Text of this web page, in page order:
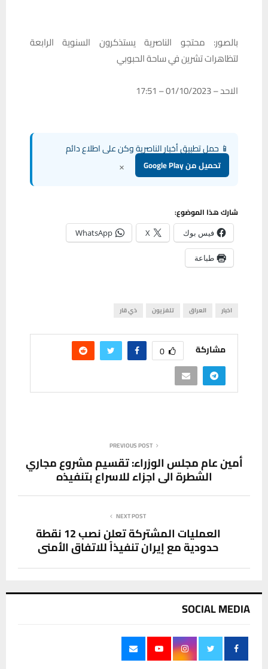
بالصور: محتجو الناصرية يستذكرون السنوية الرابعة
لتظاهرات تشرين في ساحة الحبوبي
الاحد – 01/10/2023 – 17:51
📱 حمل تطبيق أخبار الناصرية وكن على اطلاع دائم
تحميل من Google Play ×
شارك هذا الموضوع:
فيس بوك X
WhatsApp
طباعة
اخبار العراق تلفزيون ذي قار
مشاركة 0
PREVIOUS POST
أمين عام مجلس الوزراء: تقسيم مشروع مجاري
الشطرة الى اجزاء للاسراع بتنفيذه
NEXT POST
العمليات المشتركة تعلن نصب 12 نقطة
حدودية مع إيران تنفيذاً للاتفاق الأمني
SOCIAL MEDIA